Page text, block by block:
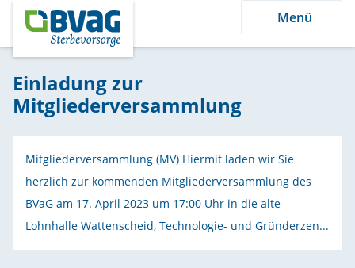
Menü
Einladung zur
Mitgliederversammlung
Mitgliederversammlung (MV) Hiermit laden wir Sie
herzlich zur kommenden Mitgliederversammlung des
BVaG am 17. April 2023 um 17:00 Uhr in die alte
Lohnhalle Wattenscheid, Technologie- und Gründerzen...